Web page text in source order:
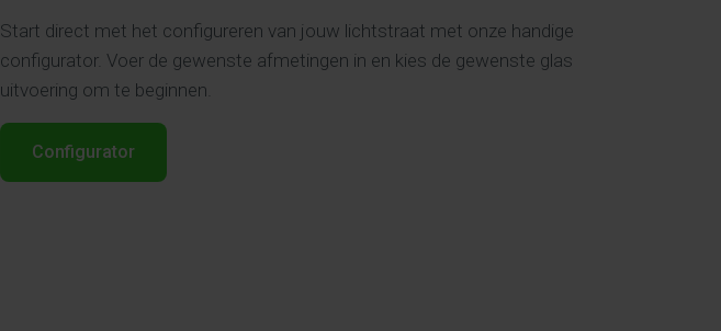
Start direct met het configureren van jouw lichtstraat met onze handige
configurator. Voer de gewenste afmetingen in en kies de gewenste glas
uitvoering om te beginnen.
Configurator